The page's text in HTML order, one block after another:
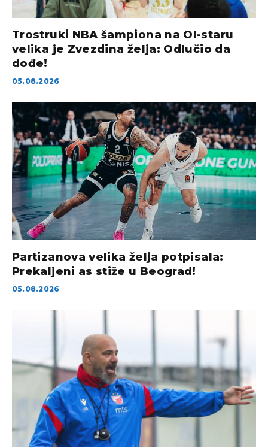
Trostruki NBA šampiona na Ol-staru
velika je Zvezdina želja: Odlučio da
dođe!
05.08.2026
Partizanova velika želja potpisala:
Prekaljeni as stiže u Beograd!
05.08.2026